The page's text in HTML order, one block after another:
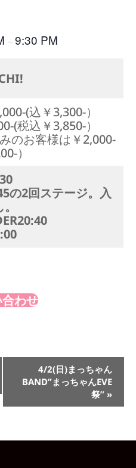
–9:30 PM
(込￥3,300-）
(税込￥3,850-）
のお客様は￥2,000-
）
の2回ステージ。入
わせ
4/2(日)まっちゃん
BAND”まっちゃんEVE
祭” »